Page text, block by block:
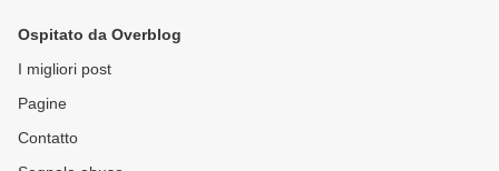
Ospitato da Overblog
I migliori post
Pagine
Contatto